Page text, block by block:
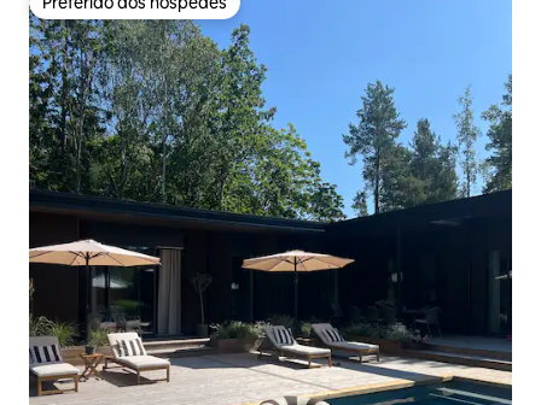
Preferido dos hóspedes